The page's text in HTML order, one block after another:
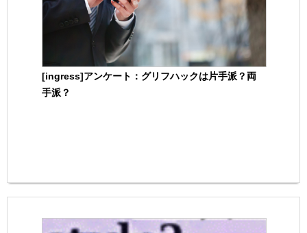
[ingress]アンケート：グリフハックは片手派？両
手派？